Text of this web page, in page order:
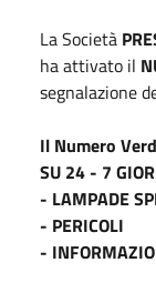
La Società
ha attivato il
segnalazione
Il Numero
SU 24 - 7
- LAMPADE
- PERICOLI
-